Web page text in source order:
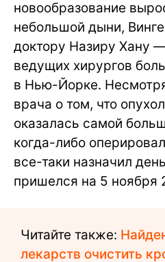
новообразование
небольшой дыни,
доктору Назиру Хану
ведущих хирургов
в Нью-Йорке.
врача о том, что
оказалась самой
когда-либо
все-таки назначил
пришелся на 5 ноября
Читайте также:
лекарств очистить